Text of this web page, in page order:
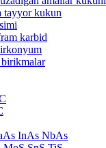
tayyor kukun
karbid
InAs NbAs